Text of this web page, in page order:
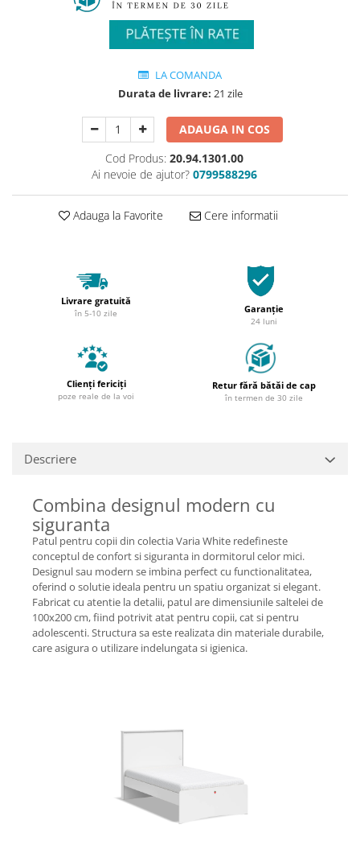
LA COMANDA
Durata de livrare: 21 zile
ADAUGA IN COS
Cod Produs: 20.94.1301.00
Ai nevoie de ajutor? 0799588296
Adauga la Favorite Cere informatii
Livrare gratuită
în 5-10 zile Garanție
24 luni
Clienți fericiți
poze reale de la voi
Retur fără bătăi de cap
în termen de 30 zile
Descriere
Combina designul modern cu
siguranta
Patul pentru copii din colectia Varia White redefineste
conceptul de confort si siguranta in dormitorul celor mici.
Designul sau modern se imbina perfect cu functionalitatea,
oferind o solutie ideala pentru un spatiu organizat si elegant.
Fabricat cu atentie la detalii, patul are dimensiunile saltelei de
100x200 cm, fiind potrivit atat pentru copii, cat si pentru
adolescenti. Structura sa este realizata din materiale durabile,
care asigura o utilizare indelungata si igienica.